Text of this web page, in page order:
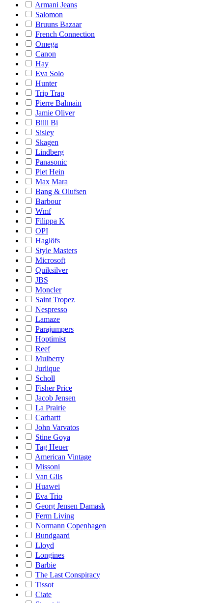
Armani Jeans
Salomon
Bruuns Bazaar
French Connection
Omega
Canon
Hay
Eva Solo
Hunter
Trip Trap
Pierre Balmain
Jamie Oliver
Billi Bi
Sisley
Skagen
Lindberg
Panasonic
Piet Hein
Max Mara
Bang & Olufsen
Barbour
Wmf
Filippa K
OPI
Haglöfs
Style Masters
Microsoft
Quiksilver
JBS
Moncler
Saint Tropez
Nespresso
Lamaze
Parajumpers
Hoptimist
Reef
Mulberry
Jurlique
Scholl
Fisher Price
Jacob Jensen
La Prairie
Carhartt
John Varvatos
Stine Goya
Tag Heuer
American Vintage
Missoni
Van Gils
Huawei
Eva Trio
Georg Jensen Damask
Ferm Living
Normann Copenhagen
Bundgaard
Lloyd
Longines
Barbie
The Last Conspiracy
Tissot
Ciate